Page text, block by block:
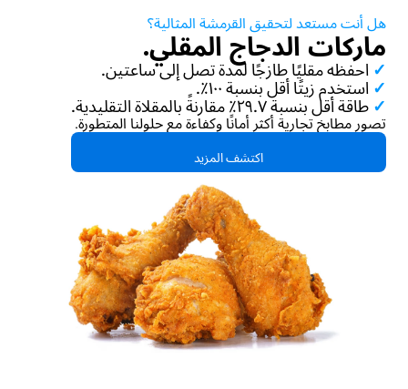
هل أنت مستعد لتحقيق القرمشة المثالية؟
ماركات الدجاج المقلي.
✓ احفظه مقليًا طازجًا لمدة تصل إلى ساعتين.
✓ استخدم زيتًا أقل بنسبة ١٠٠٪.
✓ طاقة أقل بنسبة ٢٩.٧٪ مقارنةً بالمقلاة التقليدية.
تصور مطابخ تجارية أكثر أمانًا وكفاءة مع حلولنا المتطورة.
اكتشف المزيد